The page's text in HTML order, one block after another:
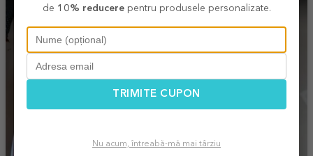
de 10% reducerepentru produsele personalizate.
TRIMITE CUPON
Nu acum, întreabă-mă mai târziu